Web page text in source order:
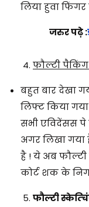
लिया हुवा फिंगर
जरुर पढ़े :
4. फौल्टी
बहुत बार देखा
लिफ्ट किया
सभी एविदेंसस
अगर लिखा
है ! ये अब
कोर्ट शक के
5. फौल्टी